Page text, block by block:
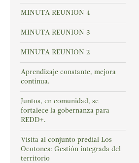
MINUTA REUNION 4
MINUTA REUNION 3
MINUTA REUNION 2
Aprendizaje constante, mejora
continua.
Juntos, en comunidad, se
fortalece la gobernanza para
REDD+.
Visita al conjunto predial Los
Ocotones: Gestión integrada del
territorio